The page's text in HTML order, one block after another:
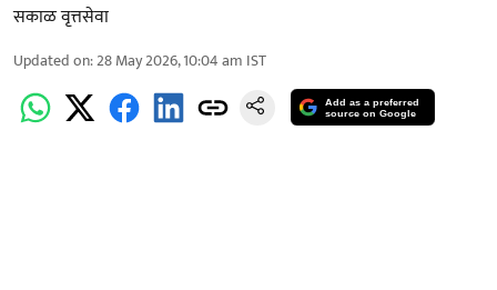
सकाळ वृत्तसेवा
Updated on:28 May 2026, 10:04 am IST
Add as a preferred
source on Google